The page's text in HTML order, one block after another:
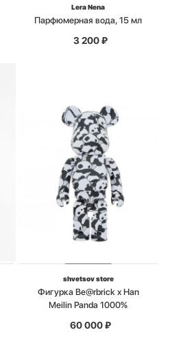
Lera Nena
Парфюмерная вода, 15 мл
3 200₽
shvetsov store
Фигурка Be@rbrick x Han
Meilin Panda 1000%
60 000₽